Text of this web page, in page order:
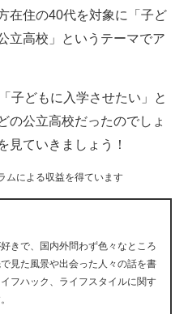
在住の40代を対象に「子ど
立高校」というテーマでア
子どもに入学させたい」と
の公立高校だったのでしょ
見ていきましょう！
ムによる収益を得ています
きで、国内外問わず色々なところ
見た風景や出会った人々の話を書
フハック、ライフスタイルに関す